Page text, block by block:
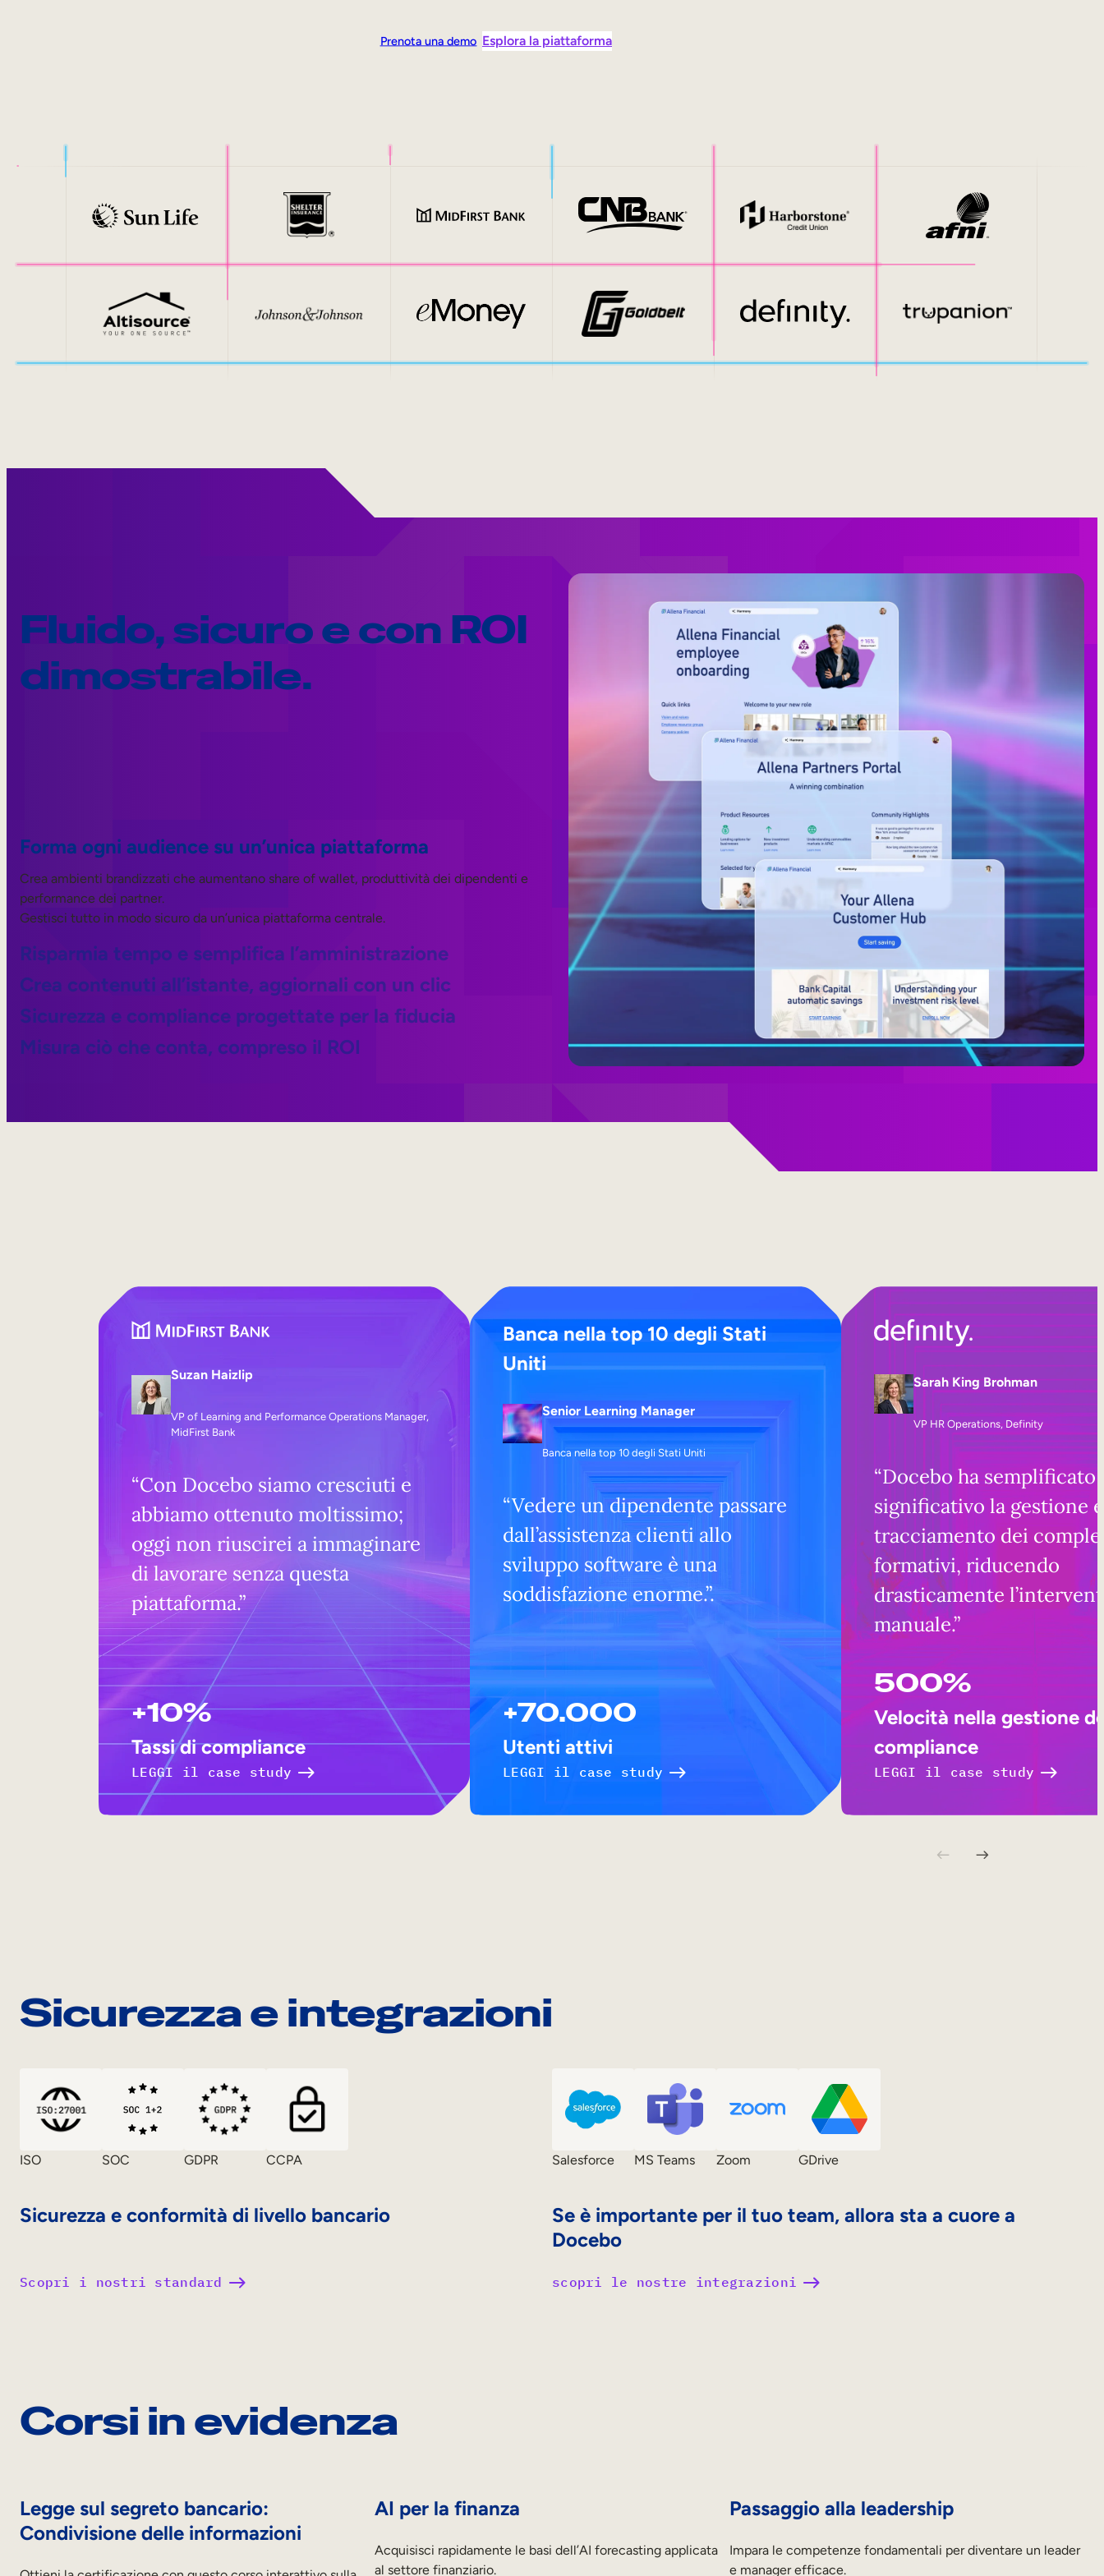
Prenota una demo Esplora la piattaforma
Fluido, sicuro e con ROI
dimostrabile.
Forma ogni audience su un’unica piattaforma
Crea ambienti brandizzati che aumentano share of wallet, produttività dei dipendenti e
performance dei partner.
Gestisci tutto in modo sicuro da un’unica piattaforma centrale.
Risparmia tempo e semplifica l’amministrazione
Crea contenuti all’istante, aggiornali con un clic
Sicurezza e compliance progettate per la fiducia
Misura ciò che conta, compreso il ROI
Suzan Haizlip
VP of Learning and Performance Operations Manager,
MidFirst Bank
“Con Docebo siamo cresciuti e
abbiamo ottenuto moltissimo;
oggi non riuscirei a immaginare
di lavorare senza questa
piattaforma.”
+10%
Tassi di compliance
LEGGI il case study
Banca nella top 10 degli Stati
Uniti
Senior Learning Manager
Banca nella top 10 degli Stati Uniti
“Vedere un dipendente passare
dall’assistenza clienti allo
sviluppo software è una
soddisfazione enorme.”.
+70.000
Utenti attivi
LEGGI il case study
Sarah King Brohman
VP HR Operations, Definity
“Docebo ha semplificato
significativo la gestione
tracciamento dei
formativi, riducendo
drasticamente
manuale.”
500%
Velocità nella gestione
compliance
LEGGI il case study
Sicurezza e integrazioni
Sicurezza e conformità di livello bancario
ISO SOC GDPR CCPA
Scopri i nostri standard
Se è importante per il tuo team, allora sta a cuore a
Docebo
Salesforce MS Teams Zoom GDrive
scopri le nostre integrazioni
Corsi in evidenza
Legge sul segreto bancario:
Condivisione delle informazioni
AI per la finanza
Acquisisci rapidamente le basi dell’AI forecasting applicata
al settore finanziario.
Passaggio alla leadership
Impara le competenze fondamentali per diventare un leader
e manager efficace.